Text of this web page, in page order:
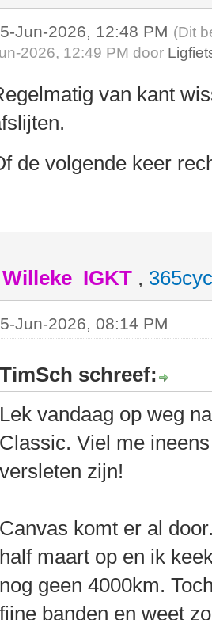
Jun-2026, 12:48 PM (Dit
2026, 12:49 PM door
van kant
de volgende keer
Willeke_IGKT ,
Jun-2026, 08:14 PM
TimSch schreef:
Lek vandaag op weg
Classic. Viel me
versleten zijn!
Canvas komt er al
half maart op en ik
nog geen 4000km.
fijne banden en weet